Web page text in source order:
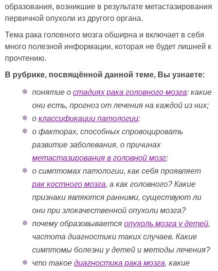
образования, возникшие в результате метастазирования
первичной опухоли из другого органа.
Тема рака головного мозга обширна и включает в себя
много полезной информации, которая не будет лишней к
прочтению.
В рубрике, посвящённой данной теме, Вы узнаете:
понятие о стадиях рака головного мозга: какие
они есть, прогноз от лечения на каждой из них;
о классификации патологии;
о факторах, способных спровоцировать
развитие заболевания, о причинах
метастазирования в головной мозг;
о симптомах патологии, как себя проявляет
рак костного мозга, а как головного? Какие
признаки являются ранними, существуют ли
они при злокачественной опухоли мозга?
почему образовывается опухоль мозга у детей,
частота диагностики таких случаев. Какие
симптомы болезни у детей и методы лечения?
что такое диагностика рака мозга, какие